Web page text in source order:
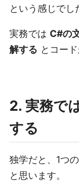
という感じでし
実務では C#の
解する とコー
2. 実務で
する
独学だと、1つ
と思います。